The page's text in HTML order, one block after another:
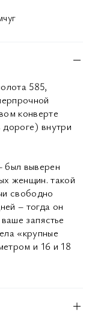
585,
конверте
внутри
был выверен
женщин. такой
свободно
– тогда он
запястье
«крупные
и 16 и 18